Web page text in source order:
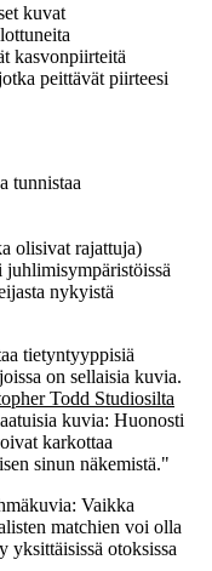
kuvat
kasvonpiirteitä
peittävät piirteesi
tunnistaa
olisivat rajattuja)
nykyistä
tietyntyyppisiä
on sellaisia kuvia.
Todd Studiosilta
kuvia: Huonosti
karkottaa
sinun näkemistä."
Vaikka
matchien voi olla
yksittäisissä otoksissa